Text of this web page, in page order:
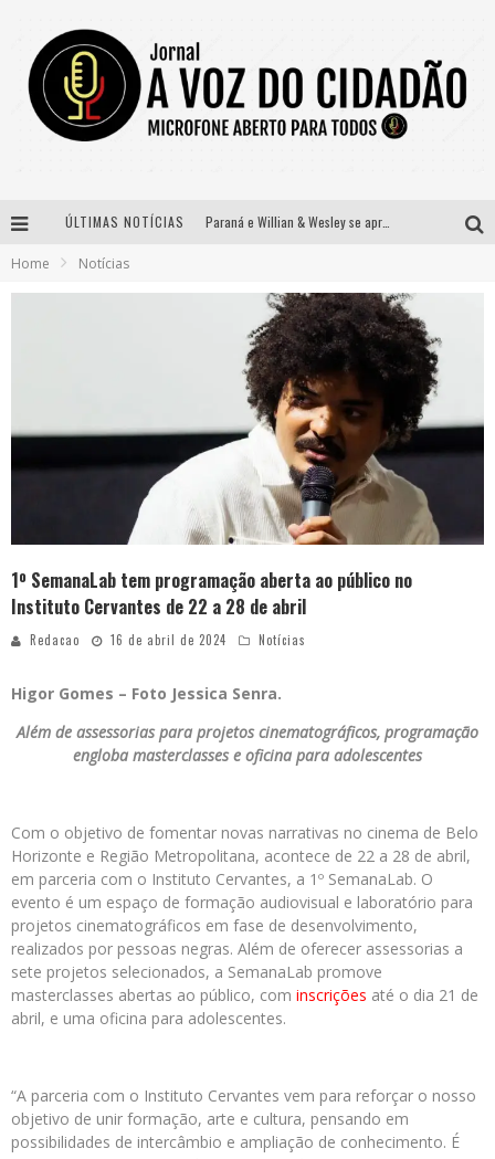
ÚLTIMAS NOTÍCIAS
Banda Mole de BH anuncia Kayete como madrinha do bloco
Definidas as 12 finalistas do concurso Rainha do Pedro Leopoldo Rodeio Show 2026
Home Notícias
1º SemanaLab tem programação aberta ao público no
Instituto Cervantes de 22 a 28 de abril
Redacao 16 de abril de 2024 Notícias
Higor Gomes – Foto Jessica Senra.
Além de assessorias para projetos cinematográficos, programação
engloba masterclasses e oficina para adolescentes
Com o objetivo de fomentar novas narrativas no cinema de Belo
Horizonte e Região Metropolitana, acontece de 22 a 28 de abril,
em parceria com o Instituto Cervantes, a 1º SemanaLab. O
evento é um espaço de formação audiovisual e laboratório para
projetos cinematográficos em fase de desenvolvimento,
realizados por pessoas negras. Além de oferecer assessorias a
sete projetos selecionados, a SemanaLab promove
masterclasses abertas ao público, com inscrições até o dia 21 de
abril, e uma oficina para adolescentes.
“A parceria com o Instituto Cervantes vem para reforçar o nosso
objetivo de unir formação, arte e cultura, pensando em
possibilidades de intercâmbio e ampliação de conhecimento. É